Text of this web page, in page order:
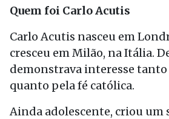
Quem foi Carlo Acutis
Carlo Acutis nasceu em
cresceu em Milão, na Itália.
demonstrava interesse
quanto pela fé católica.
Ainda adolescente, criou um